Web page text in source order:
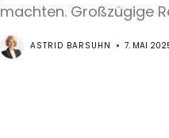
machten. Großzügige
ASTRID BARSUHN 7. MAI